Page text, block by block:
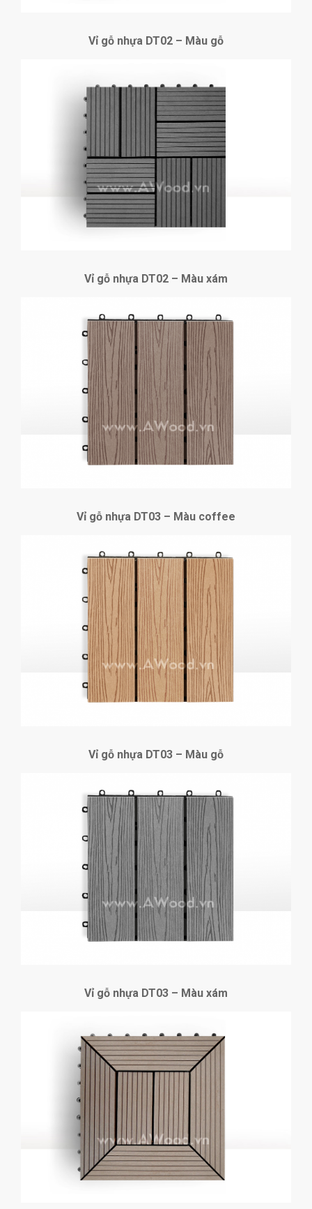
Vỉ gỗ nhựa DT02 – Màu gỗ
Vỉ gỗ nhựa DT02 – Màu xám
Vỉ gỗ nhựa DT03 – Màu coffee
Vỉ gỗ nhựa DT03 – Màu gỗ
Vỉ gỗ nhựa DT03 – Màu xám